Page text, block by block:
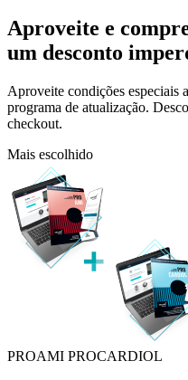
Aproveite e
um desconto
Aproveite condições especiais
programa de atualização.
checkout.
Mais escolhido
PROAMI PROCARDIOL